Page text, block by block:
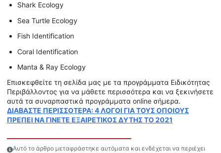
Shark Ecology
Sea Turtle Ecology
Fish Identification
Coral Identification
Manta & Ray Ecology
Επισκεφθείτε τη σελίδα μας με τα προγράμματα Ειδικότητας
Περιβάλλοντος για να μάθετε περισσότερα και να ξεκινήσετε
αυτά τα συναρπαστικά προγράμματα online σήμερα.
ΔΙΑΒΑΣΤΕ ΠΕΡΙΣΣΟΤΕΡΑ: 4 ΛΟΓΟΙ ΓΙΑ ΤΟΥΣ ΟΠΟΙΟΥΣ
ΠΡΕΠΕΙ ΝΑ ΓΙΝΕΤΕ ΕΞΑΙΡΕΤΙΚΟΣ ΔΥΤΗΣ ΤΟ 2021
Αυτό το άρθρο μεταφράστηκε αυτόματα και ενδέχεται να περιέχει